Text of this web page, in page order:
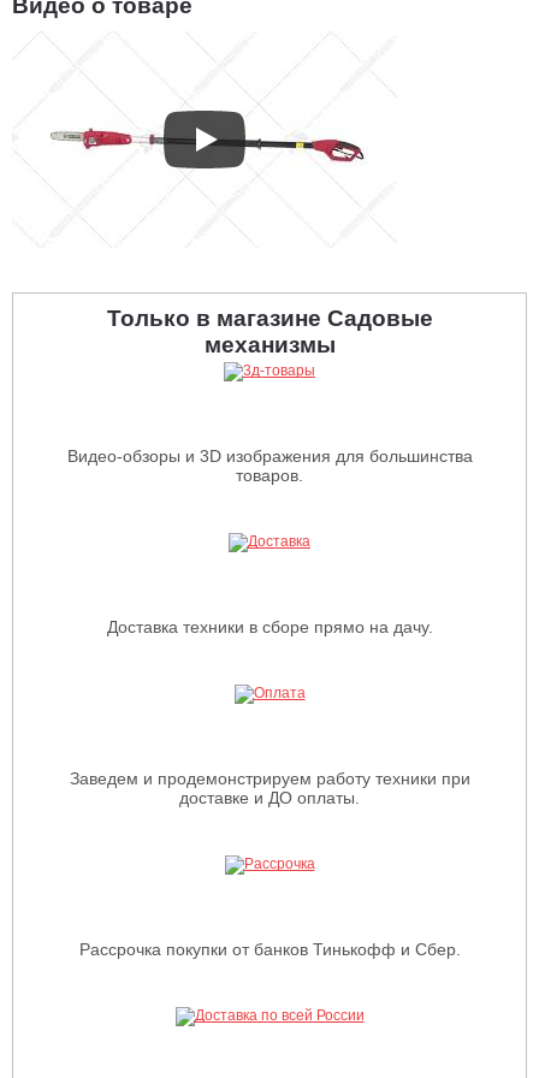
Видео о товаре
Только в магазине Садовые
механизмы
Видео-обзоры и 3D изображения для большинства
товаров.
Доставка техники в сборе прямо на дачу.
Заведем и продемонстрируем работу техники при
доставке и ДО оплаты.
Рассрочка покупки от банков Тинькофф и Сбер.